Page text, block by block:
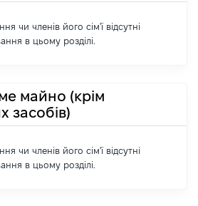
чи членів його сім'ї відсутні
в цьому розділі.
майно (крім
засобів)
чи членів його сім'ї відсутні
в цьому розділі.